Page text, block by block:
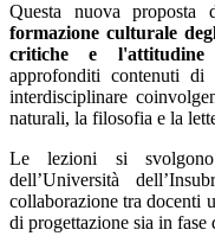
Questa nuova proposta
formazione culturale
critiche e l'attitudine
approfonditi contenuti di
interdisciplinare
naturali, la filosofia e la
Le lezioni si
dell’Università
collaborazione tra docenti
di progettazione sia in fase